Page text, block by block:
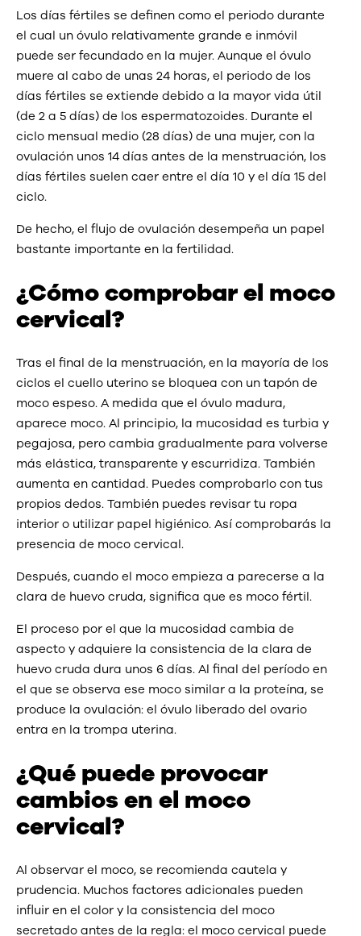
Los días fértiles se definen como el periodo durante
el cual un óvulo relativamente grande e inmóvil
puede ser fecundado en la mujer. Aunque el óvulo
muere al cabo de unas 24 horas, el periodo de los
días fértiles se extiende debido a la mayor vida útil
(de 2 a 5 días) de los espermatozoides. Durante el
ciclo mensual medio (28 días) de una mujer, con la
ovulación unos 14 días antes de la menstruación, los
días fértiles suelen caer entre el día 10 y el día 15 del
ciclo.
De hecho, el flujo de ovulación desempeña un papel
bastante importante en la fertilidad.
¿Cómo comprobar el moco
cervical?
Tras el final de la menstruación, en la mayoría de los
ciclos el cuello uterino se bloquea con un tapón de
moco espeso. A medida que el óvulo madura,
aparece moco. Al principio, la mucosidad es turbia y
pegajosa, pero cambia gradualmente para volverse
más elástica, transparente y escurridiza. También
aumenta en cantidad. Puedes comprobarlo con tus
propios dedos. También puedes revisar tu ropa
interior o utilizar papel higiénico. Así comprobarás la
presencia de moco cervical.
Después, cuando el moco empieza a parecerse a la
clara de huevo cruda, significa que es moco fértil.
El proceso por el que la mucosidad cambia de
aspecto y adquiere la consistencia de la clara de
huevo cruda dura unos 6 días. Al final del período en
el que se observa ese moco similar a la proteína, se
produce la ovulación: el óvulo liberado del ovario
entra en la trompa uterina.
¿Qué puede provocar
cambios en el moco
cervical?
Al observar el moco, se recomienda cautela y
prudencia. Muchos factores adicionales pueden
influir en el color y la consistencia del moco
secretado antes de la regla: el moco cervical puede